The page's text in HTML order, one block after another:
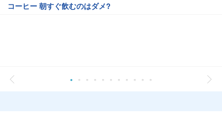
コーヒー 朝すぐ飲むのはダメ?